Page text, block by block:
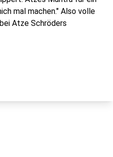
mal machen." Also volle
Atze Schröders